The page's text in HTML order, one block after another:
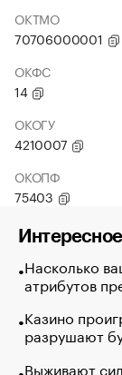
ОКТМО
70706000001
ОКФС
14
ОКОГУ
4210007
ОКОПФ
75403
Насколько
атрибутов
Казино
разрушают
Выживают